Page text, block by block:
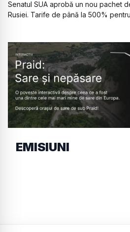
Senatul SUA aprobă un nou pachet
Rusiei. Tarife de până la 500%
EMISIUNI